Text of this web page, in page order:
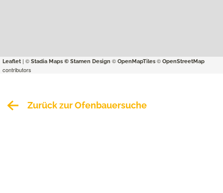
Leaflet | © Stadia Maps © Stamen Design © OpenMapTiles © OpenStreetMap
contributors
Zurück zur Ofenbauersuche